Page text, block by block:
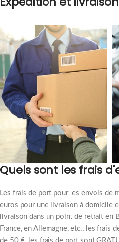
Quels sont les frais
Les frais de port pour les envois de
euros pour une livraison à domicile
livraison dans un point de retrait en
France, en Allemagne, etc., les frais
de 50 €, les frais de port sont